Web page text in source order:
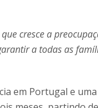
cresce a
a todas as
em Portugal e